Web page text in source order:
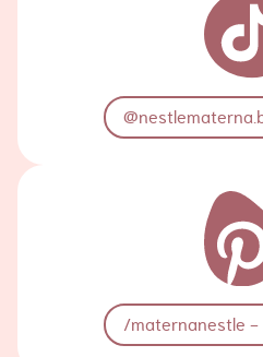
/maternanestle -